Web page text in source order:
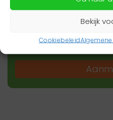
Bekijk
Cookiebeleid
Wil je op de hoogte
zorgnieuws in jouw
onze nieuwsbrief.